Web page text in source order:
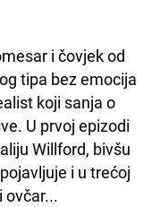
i čovjek od
tipa bez emocija
koji sanja o
U prvoj epizodi
Willford, bivšu
i u trećoj
ovčar...